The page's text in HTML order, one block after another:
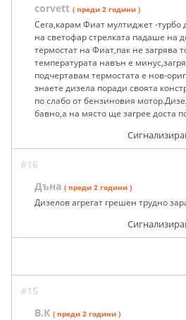
corvett ( преди 2 години )
Сега,карам Фиат мултиджет -турбо
на светофар стрелката падаше на
термостат на Фиат,пак не загрява
температурата навън е
подчертавам термостата е нов-
знаете дизела поради своята
по слабо от бензиновия
бавно,а на място ще загрее доста
#16
Дъна ( преди 2 години )
Дизелов агрегат грешен трудно
#15
В.К ( преди 2 години )